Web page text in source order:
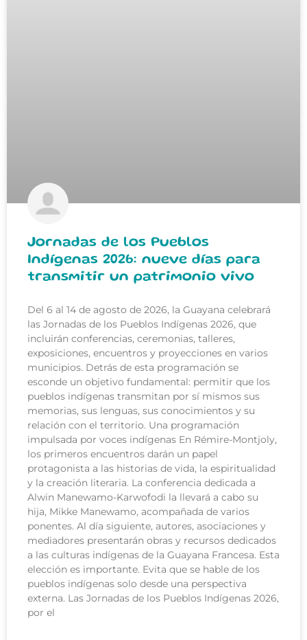
Jornadas de los Pueblos
Indígenas 2026: nueve días para
transmitir un patrimonio vivo
Del 6 al 14 de agosto de 2026, la Guayana celebrará
las Jornadas de los Pueblos Indígenas 2026, que
incluirán conferencias, ceremonias, talleres,
exposiciones, encuentros y proyecciones en varios
municipios. Detrás de esta programación se
esconde un objetivo fundamental: permitir que los
pueblos indígenas transmitan por sí mismos sus
memorias, sus lenguas, sus conocimientos y su
relación con el territorio. Una programación
impulsada por voces indígenas En Rémire-Montjoly,
los primeros encuentros darán un papel
protagonista a las historias de vida, la espiritualidad
y la creación literaria. La conferencia dedicada a
Alwin Manewamo-Karwofodi la llevará a cabo su
hija, Mikke Manewamo, acompañada de varios
ponentes. Al día siguiente, autores, asociaciones y
mediadores presentarán obras y recursos dedicados
a las culturas indígenas de la Guayana Francesa. Esta
elección es importante. Evita que se hable de los
pueblos indígenas solo desde una perspectiva
externa. Las Jornadas de los Pueblos Indígenas 2026,
por el